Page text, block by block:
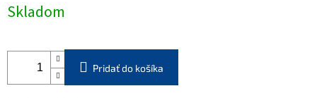
cena:
Skladom
Pridať do košíka